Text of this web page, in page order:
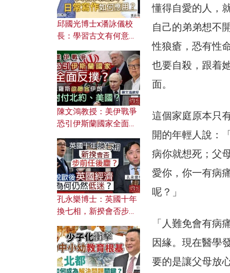
懂得自愛的人，
自己的弟弟想不
性狼瘡，恐有性
也要自殺，跟着
面。
這個家庭原本只
開的年輕人說：
病你就想死；父
愛你，你一有病
呢？」
「人難免會有
因緣。現在醫學
要的是讓父母放
邱國光博士x潘詠儀校
長：學習古文有何意
文之美？ 日常寫作如何
應用？
陳文鴻教授：美伊戰爭
恐引伊斯蘭國家全面反
對付北約美國？
孔永樂博士：英國十年
換七相，新揆會否步前
濟為何仍然低迷？